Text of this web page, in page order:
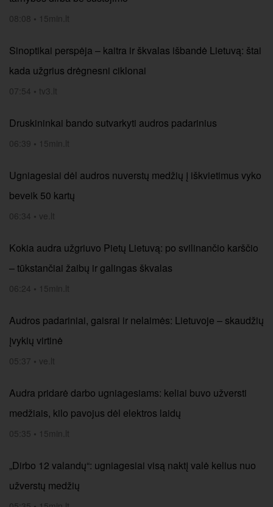
08:08 • 15min.lt
Sinoptikai perspėja – kaitra ir škvalas išbandė Lietuvą: štai
kada užgrius drėgnesni ciklonai
07:54 • tv3.lt
Druskininkai bando sutvarkyti audros padarinius
06:39 • 15min.lt
Ugniagesiai dėl audros nuverstų medžių į iškvietimus vyko
beveik 50 kartų
06:34 • ve.lt
Kokia audra užgriuvo Pietų Lietuvą: po svilinančio karščio
– tūkstančiai žaibų ir galingas škvalas
06:24 • 15min.lt
Audros padariniai, gaisrai ir nelaimės: Lietuvoje – skaudžių
įvykių virtinė
05:37 • ve.lt
Audra pridarė darbo ugniagesiams: keliai buvo užversti
medžiais, kilo pavojus dėl elektros laidų
05:35 • 15min.lt
„Dirbo 12 valandų“: ugniagesiai visą naktį valė kelius nuo
užverstų medžių